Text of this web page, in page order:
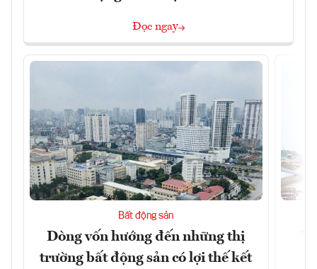
Đọc ngay
Bất động sản
Dòng vốn hướng đến những thị
trường bất động sản có lợi thế kết